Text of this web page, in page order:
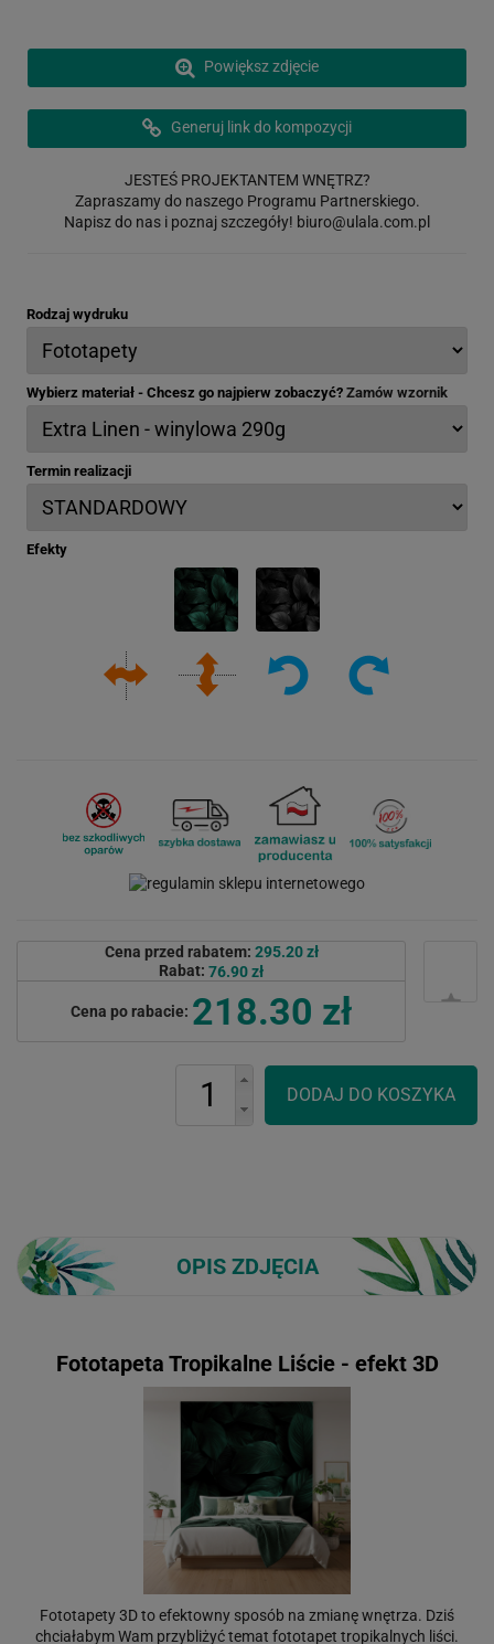
Powiększ zdjęcie
Generuj link do kompozycji
JESTEŚ PROJEKTANTEM WNĘTRZ?
Zapraszamy do naszego Programu Partnerskiego.
Napisz do nas i poznaj szczegóły! biuro@ulala.com.pl
Rodzaj wydruku
Wybierz materiał - Chcesz go najpierw zobaczyć? Zamów wzornik
Termin realizacji
Efekty
Cena przed rabatem: 295.20 zł
Rabat: 76.90 zł
Cena po rabacie: 218.30 zł
OPIS ZDJĘCIA
Fototapeta Tropikalne Liście - efekt 3D
Fototapety 3D to efektowny sposób na zmianę wnętrza. Dziś
chciałabym Wam przybliżyć temat fototapet tropikalnych liści.